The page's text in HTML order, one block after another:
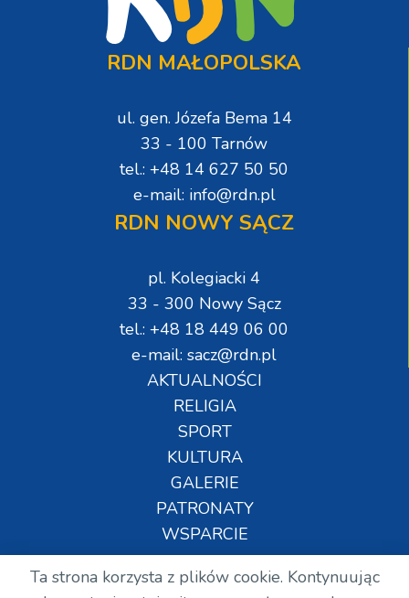
RDN MAŁOPOLSKA
ul. gen. Józefa Bema 14
33 - 100 Tarnów
tel.: +48 14 627 50 50
e-mail: info@rdn.pl
RDN NOWY SĄCZ
pl. Kolegiacki 4
33 - 300 Nowy Sącz
tel.: +48 18 449 06 00
e-mail: sacz@rdn.pl
AKTUALNOŚCI
RELIGIA
SPORT
KULTURA
GALERIE
PATRONATY
WSPARCIE
Ta strona korzysta z plików cookie. Kontynuując